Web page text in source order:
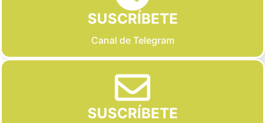
SUSCRÍBETE
Canal de Telegram
SUSCRÍBETE